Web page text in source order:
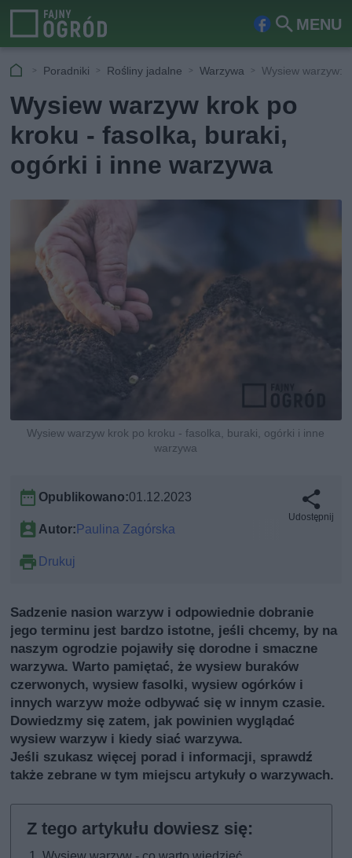
MENU
Fa
ook
Szu
kaj
Poradniki Rośliny jadalne Warzywa Wysiew warzyw:
Wysiew warzyw krok po
kroku - fasolka, buraki,
ogórki i inne warzywa
Wysiew warzyw krok po kroku - fasolka, buraki, ogórki i inne
warzywa
Opublikowano:01.12.2023
Autor:Paulina Zagórska
Drukuj
Udostępnij
Sadzenie nasion warzyw i odpowiednie dobranie
jego terminu jest bardzo istotne, jeśli chcemy, by na
naszym ogrodzie pojawiły się dorodne i smaczne
warzywa. Warto pamiętać, że wysiew buraków
czerwonych, wysiew fasolki, wysiew ogórków i
innych warzyw może odbywać się w innym czasie.
Dowiedzmy się zatem, jak powinien wyglądać
wysiew warzyw i kiedy siać warzywa.
Jeśli szukasz więcej porad i informacji, sprawdź
także zebrane w tym miejscu artykuły o warzywach.